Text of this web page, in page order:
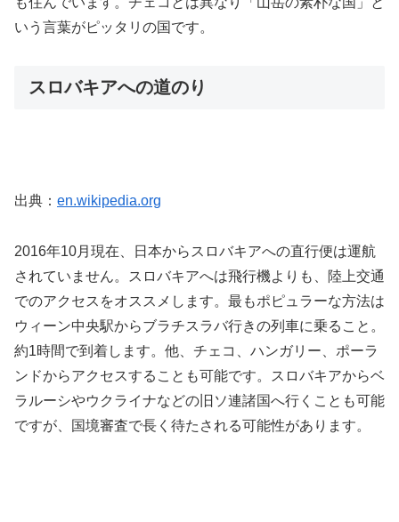
いう言葉がピッタリの国です。
スロバキアへの道のり
出典： en.wikipedia.org
2016年10月現在、日本からスロバキアへの直行便は運航
されていません。スロバキアへは飛行機よりも、陸上交通
でのアクセスをオススメします。最もポピュラーな方法は
ウィーン中央駅からブラチスラバ行きの列車に乗ること。
約1時間で到着します。他、チェコ、ハンガリー、ポーラ
ンドからアクセスすることも可能です。スロバキアからベ
ラルーシやウクライナなどの旧ソ連諸国へ行くことも可能
ですが、国境審査で長く待たされる可能性があります。